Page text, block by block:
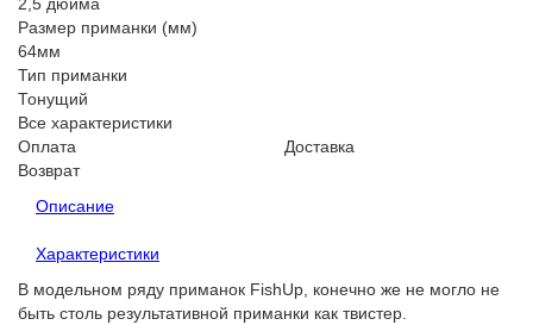
Размер приманки (мм)
64мм
Тип приманки
Тонущий
Все характеристики
Оплата
Доставка
Возврат
Описание
Характеристики
В модельном ряду приманок FishUp, конечно же не могло не
быть столь результативной приманки как твистер.